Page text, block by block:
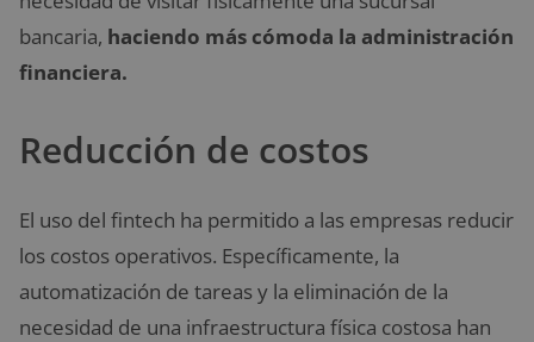
bancaria, haciendo más cómoda la administración
financiera.
Reducción de costos
El uso del fintech ha permitido a las empresas reducir
los costos operativos. Específicamente, la
automatización de tareas y la eliminación de la
necesidad de una infraestructura física costosa han